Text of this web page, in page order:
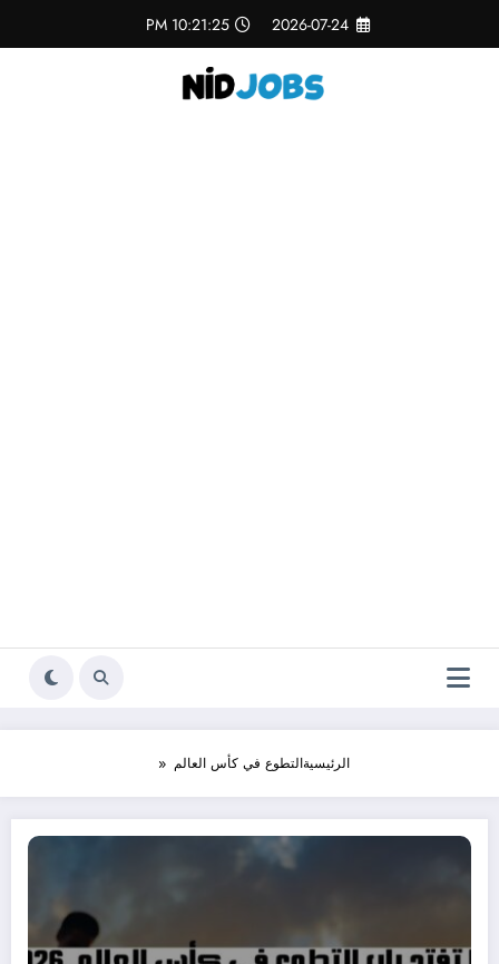
المحتوى
2026-07-24
10:21:26 PM
الرئيسيةالتطوع في كأس العالم